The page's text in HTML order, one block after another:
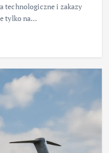
technologiczne i zakazy
tylko na…